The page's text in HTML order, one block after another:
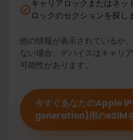
キャリアロックまたはネッ
ロックのセクションを探し
他の情報が表示されているか
ない場合、デバイスはキャリ
可能性があります。
今すぐあなたのApple
generation)用のeSIM